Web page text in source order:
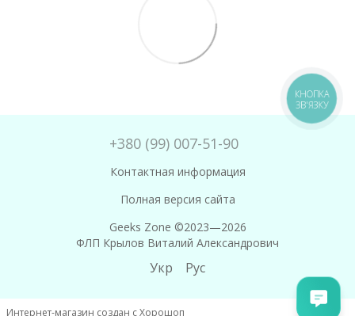
+380 (99) 007-51-90
Контактная информация
Полная версия сайта
Geeks Zone ©2023—2026
ФЛП Крылов Виталий Александрович
Укр Рус
Интернет-магазин создан с Хорошоп
КНОПКА
ЗВ'ЯЗКУ